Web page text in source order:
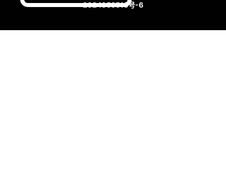
2024059518号-6